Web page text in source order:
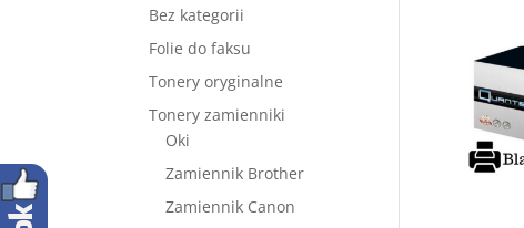
Bez kategorii
Folie do faksu
Tonery oryginalne
Tonery zamienniki
Oki
Zamiennik Brother
Zamiennik Canon